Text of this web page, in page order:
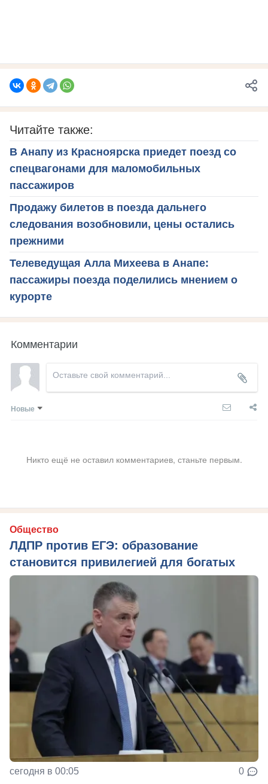
Читайте также:
В Анапу из Красноярска приедет поезд со
спецвагонами для маломобильных
пассажиров
Продажу билетов в поезда дальнего
следования возобновили, цены остались
прежними
Телеведущая Алла Михеева в Анапе:
пассажиры поезда поделились мнением о
курорте
Комментарии
Новые
Никто ещё не оставил комментариев, станьте первым.
Общество
ЛДПР против ЕГЭ: образование
становится привилегией для богатых
сегодня в 00:05 0